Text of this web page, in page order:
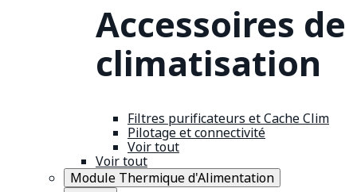
Accessoires de
climatisation
Filtres purificateurs et Cache Clim
Pilotage et connectivité
Voir tout
Voir tout
Module Thermique d'Alimentation